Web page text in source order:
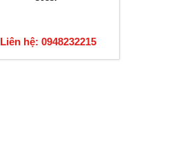
Liên hệ: 0948232215